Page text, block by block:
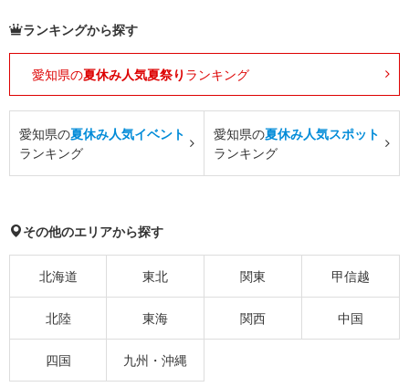
ランキングから探す
愛知県の夏休み人気夏祭り ランキング
愛知県の夏休み人気イベント
ランキング
愛知県の夏休み人気スポット
ランキング
その他のエリアから探す
北海道 東北 関東 甲信越
北陸 東海 関西 中国
四国 九州・沖縄